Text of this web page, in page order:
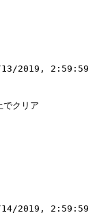
2019, 2:59:59
でクリア
2019, 2:59:59